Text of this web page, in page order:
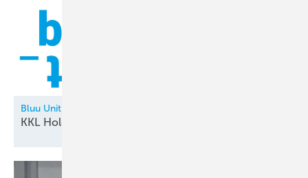
Bluu Unit
KKL Holding neu in der